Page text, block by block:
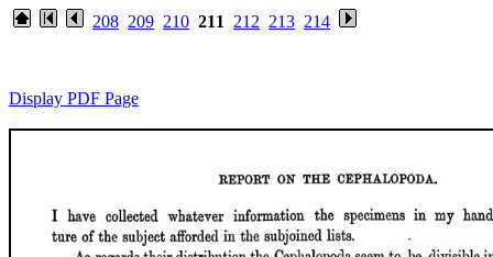
208 209 210 211 212 213 214
Display PDF Page